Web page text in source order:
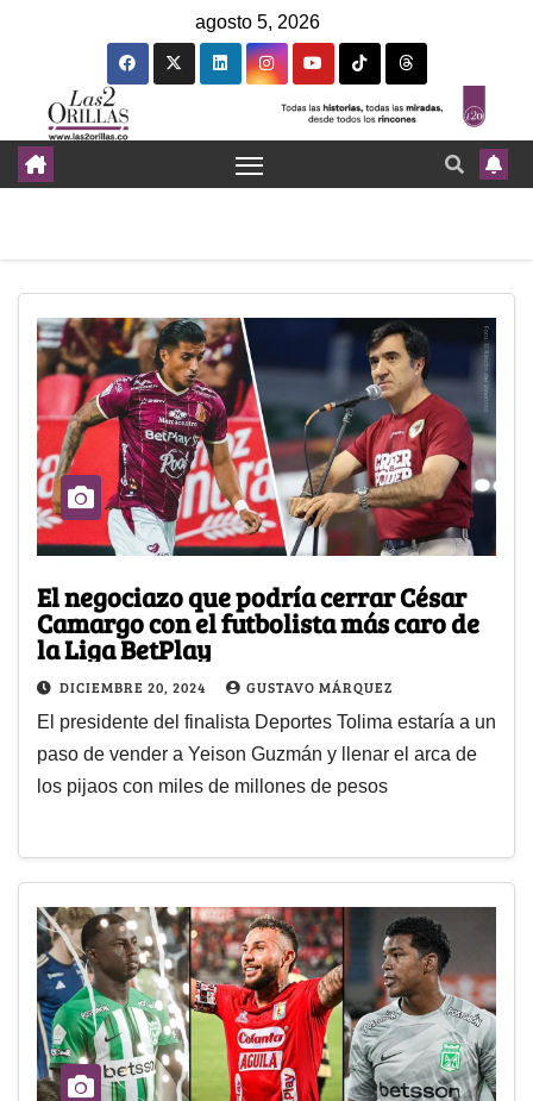
agosto 5, 2026
El negociazo que podría cerrar César
Camargo con el futbolista más caro de
la Liga BetPlay
DICIEMBRE 20, 2024 GUSTAVO MÁRQUEZ
El presidente del finalista Deportes Tolima estaría a un
paso de vender a Yeison Guzmán y llenar el arca de
los pijaos con miles de millones de pesos